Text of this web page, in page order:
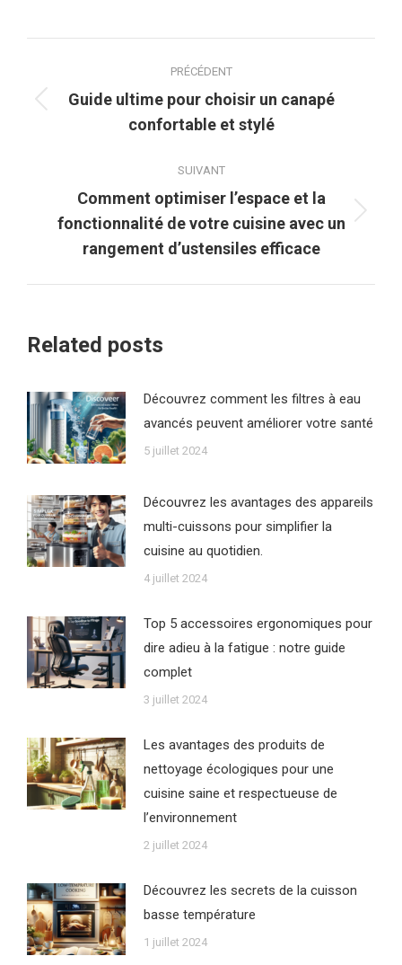
article
PRÉCÉDENT
Article
précédent
Guide ultime pour choisir un canapé
confortable et stylé
SUIVANT
Article
suivant
Comment optimiser l’espace et la
fonctionnalité de votre cuisine avec un
rangement d’ustensiles efficace
Related posts
Découvrez comment les filtres à eau
avancés peuvent améliorer votre santé
5 juillet 2024
Découvrez les avantages des appareils
multi-cuissons pour simplifier la
cuisine au quotidien.
4 juillet 2024
Top 5 accessoires ergonomiques pour
dire adieu à la fatigue : notre guide
complet
3 juillet 2024
Les avantages des produits de
nettoyage écologiques pour une
cuisine saine et respectueuse de
l’environnement
2 juillet 2024
Découvrez les secrets de la cuisson
basse température
1 juillet 2024